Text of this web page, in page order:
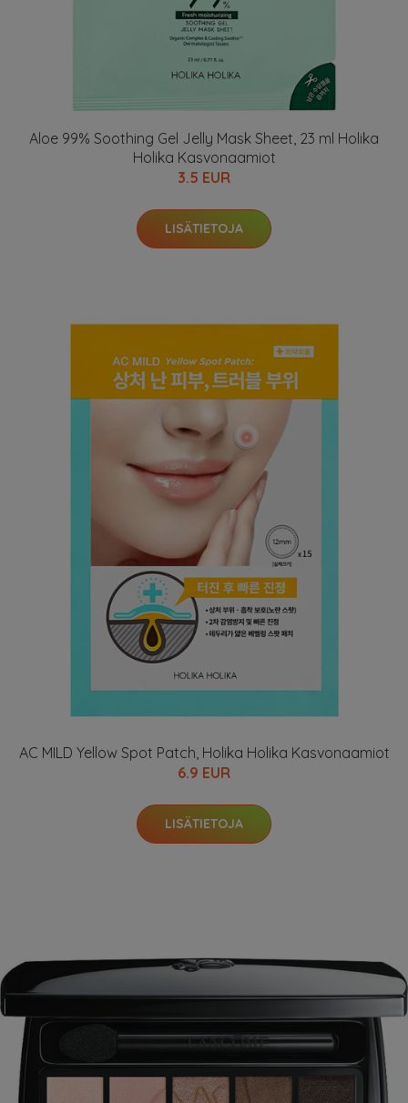
Aloe 99% Soothing Gel Jelly Mask Sheet, 23 ml Holika
Holika Kasvonaamiot
3.5 EUR
LISÄTIETOJA
AC MILD Yellow Spot Patch, Holika Holika Kasvonaamiot
6.9 EUR
LISÄTIETOJA